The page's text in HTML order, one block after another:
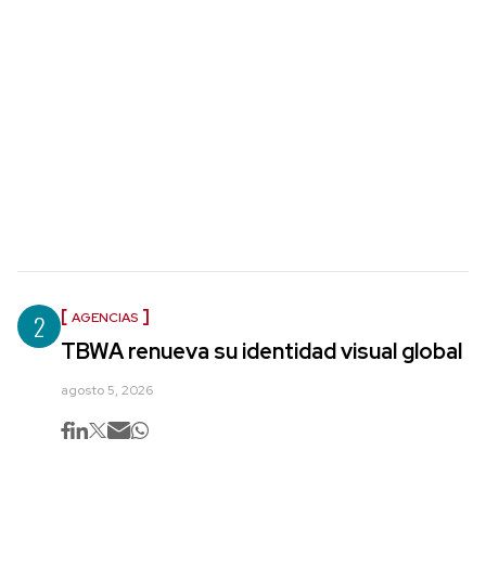
2 AGENCIAS
TBWA renueva su identidad visual global
agosto 5, 2026